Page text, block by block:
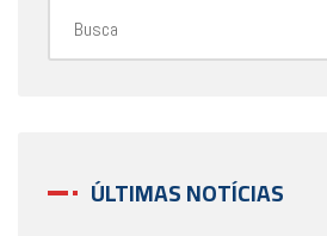
ÚLTIMAS NOTÍCIAS